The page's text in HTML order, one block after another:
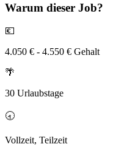
Warum dieser Job?
💶
4.050 € - 4.550 € Gehalt
🌴
30 Urlaubstage
🕣
Vollzeit, Teilzeit